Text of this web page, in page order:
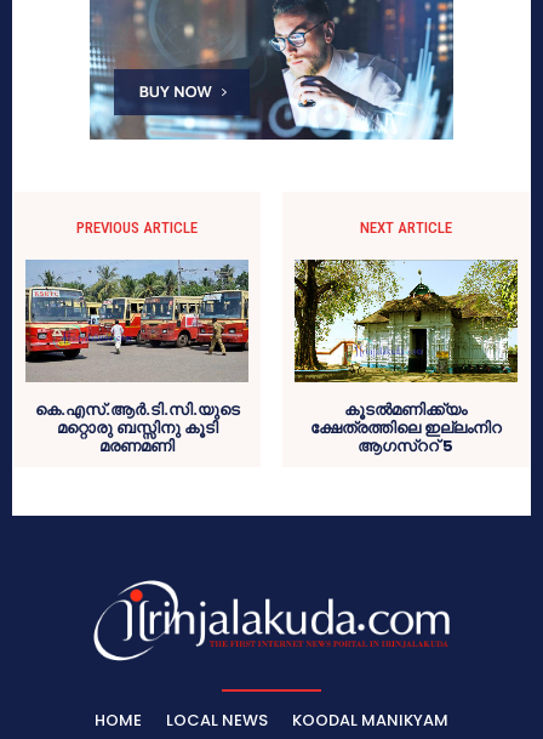
PREVIOUS ARTICLE
കെ.എസ്.ആര്‍.ടി.സി.യുടെ
മറ്റൊരു ബസ്സിനു കൂടി
മരണമണി
NEXT ARTICLE
കൂടല്‍മണിക്ക്യം
ക്ഷേത്രത്തിലെ ഇല്ലംനിറ
ആഗസ്‌ററ് 5
HOME LOCAL NEWS KOODAL MANIKYAM